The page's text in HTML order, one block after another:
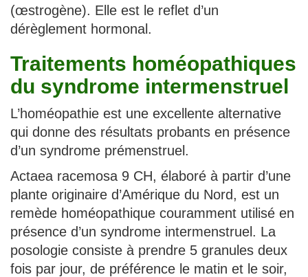
(œstrogène). Elle est le reflet d’un
dérèglement hormonal.
Traitements homéopathiques
du syndrome intermenstruel
L’homéopathie est une excellente alternative
qui donne des résultats probants en présence
d’un syndrome prémenstruel.
Actaea racemosa 9 CH, élaboré à partir d’une
plante originaire d’Amérique du Nord, est un
remède homéopathique couramment utilisé en
présence d’un syndrome intermenstruel. La
posologie consiste à prendre 5 granules deux
fois par jour, de préférence le matin et le soir,